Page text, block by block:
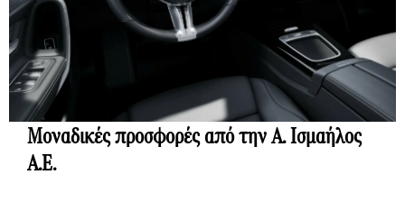
Μοναδικές προσφορές από την A. Ισμαήλος
Α.Ε.